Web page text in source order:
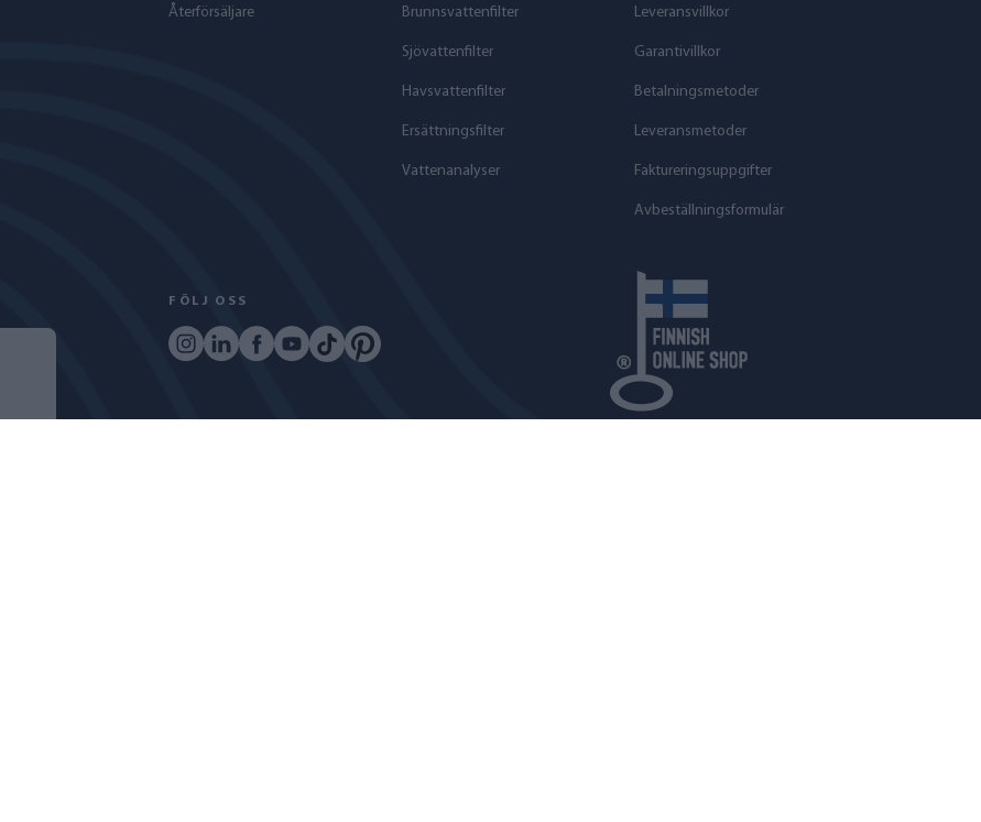
Återförsäljare Brunnsvattenfilter
Sjövattenfilter
Havs­vattenfilter
Ersättningsfilter
Vattenanalyser
Leveransvillkor
Garantivillkor
Betalningsmetoder
Leveransmetoder
Faktureringsuppgifter
Avbeställningsformulär
FÖLJ OSS